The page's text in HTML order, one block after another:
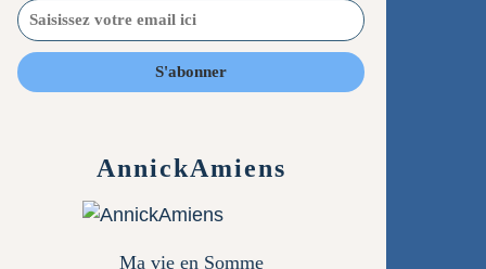
AnnickAmiens
Ma vie en Somme